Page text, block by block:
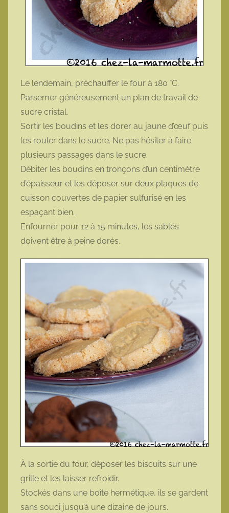
Le lendemain, préchauffer le four à 180 °C.
Parsemer généreusement un plan de travail de
sucre cristal.
Sortir les boudins et les dorer au jaune d’œuf puis
les rouler dans le sucre. Ne pas hésiter à faire
plusieurs passages dans le sucre.
Débiter les boudins en tronçons d’un centimètre
d’épaisseur et les déposer sur deux plaques de
cuisson couvertes de papier sulfurisé en les
espaçant bien.
Enfourner pour 12 à 15 minutes, les sablés
doivent être à peine dorés.
À la sortie du four, déposer les biscuits sur une
grille et les laisser refroidir.
Stockés dans une boîte hermétique, ils se gardent
sans souci jusqu’à une dizaine de jours.